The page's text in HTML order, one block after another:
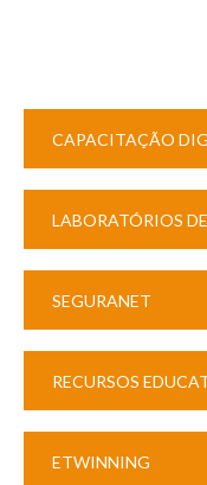
CAPACITAÇÃO
LABORATÓRIOS
SEGURANET
RECURSOS
ETWINNING